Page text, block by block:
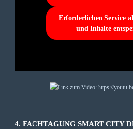
Erforderlichen Service
und Inhalte
4. FACHTAGUNG SMART CITY